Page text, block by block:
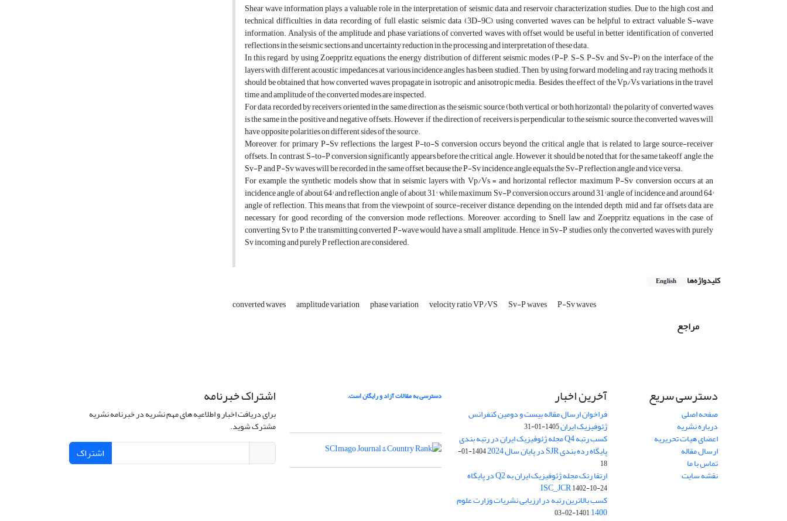
Shear wave information plays a valuable role in the interpretation of seismic data and reservoir characterization studies. Due to the high cost and
technical difficulties in data recording of full elastic seismic data (3D-9C), using converted waves can be helpful to extract valuable S-wave
information. Analysis of the amplitude and phase variations of converted waves with offset would be useful in better identification of converted
reflections in the seismic sections and uncertainty reduction in the processing and interpretation of these data.
In this regard, by using Zoeppritz equations, the energy distribution of different seismic modes (P-P, S-S, P-Sv, and Sv-P) on the interface of the
layers with different acoustic impedances at various incidence angles has been studied. Then, by using forward modeling and ray tracing methods, it
should be obtained that how converted waves propagate in isotropic and anisotropic media. Besides, the effect of the Vp/Vs variations in the travel
time and amplitude of the converted modes are inspected.
For data recorded by receivers oriented in the same direction as the seismic source (both vertical or both horizontal), the polarity of converted waves
is the same in the positive and negative offsets. However, if the direction of receivers is perpendicular to the seismic source, the converted waves will
have opposite polarities on different sides of the source.
Moreover, for primary P-Sv reflections, the largest P-to-S conversion occurs beyond the critical angle that is related to large source-receiver
offsets. In contrast, S-to-P conversion significantly appears before the critical angle. However, it should be noted that for the same takeoff angle, the
Sv-P and P-Sv waves will be recorded in the same offset, because the P-Sv incidence angle equals the Sv-P reflection angle and vice versa.
For example, the synthetic models show that in seismic layers with Vp/Vs = and horizontal reflector, maximum P-Sv conversion occurs at an
incidence angle of about 64° and reflection angle of about 31°, while maximum Sv-P conversion occurs around 31° angle of incidence and around 64°
angle of reflection. This means that from the viewpoint of source-receiver distance, depending on the intended depth, mid and far offsets data are
necessary for good recording of the conversion mode reflections. Moreover, according to Snell law and Zoeppritz equations, in the case of
converting Sv to P, the transmitting converted P-wave would have a small amplitude. Hence, in Sv-P studies, only the converted waves with purely
Sv incoming and purely P reflection are considered.
کلیدواژه‌ها English
converted waves amplitude variation phase variation velocity ratio VP/VS Sv-P waves P-Sv waves
مراجع
دسترسی سریع
صفحه اصلی
درباره نشریه
اعضای هیات تحریریه
ارسال مقاله
تماس با ما
نقشه سایت
آخرین اخبار
فراخوان ارسال مقاله بیست و دومین کنفرانس
ژئوفیزیک ایران1405-01-31
کسب رتبه Q4 مجله ژئوفیزیک ایران در رتبه بندی
پایگاه رده بندی SJR در پایان سال 2024
1404-01-
18
ارتقا رنک مجله ژئوفیزیک ایران به Q2 در پایگاه
ISC_JCR1402-10-24
کسب بالاترین رتبه در ارزیابی نشریات وزارت علوم
1400
1401-02-03
دسترسی به مقالات آزاد و رایگان است. اشتراک خبرنامه
برای دریافت اخبار و اطلاعیه های مهم نشریه در خبرنامه نشریه
مشترک شوید.
اشتراک